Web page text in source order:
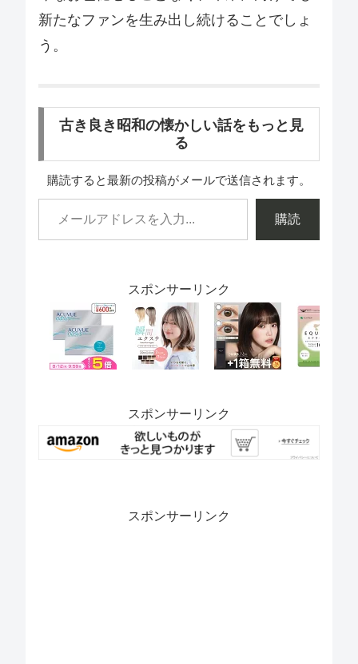
新たなファンを生み出し続けることでしょ
う。
古き良き昭和の懐かしい話をもっと見
る
購読すると最新の投稿がメールで送信されます。
購読
スポンサーリンク
スポンサーリンク
スポンサーリンク